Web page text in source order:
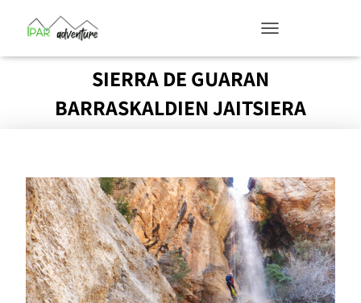
SIERRA DE GUARAN
BARRASKALDIEN JAITSIERA